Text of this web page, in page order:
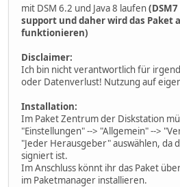
mit DSM 6.2 und Java 8 laufen
support und daher wird das Paket
funktionieren)
Disclaimer:
Ich bin nicht verantwortlich für
oder Datenverlust! Nutzung auf
Installation:
Im Paket Zentrum der Diskstation
"Einstellungen" --> "Allgemein" -->
"Jeder Herausgeber" auswählen, da
signiert ist.
Im Anschluss könnt ihr das Paket
im Paketmanager installieren.